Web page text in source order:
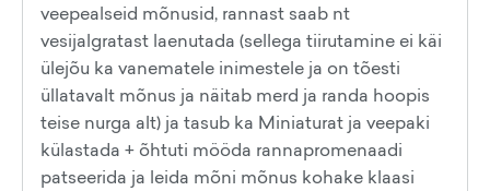
veepealseid mõnusid, rannast saab nt
vesijalgratast laenutada (sellega tiirutamine ei käi
ülejõu ka vanematele inimestele ja on tõesti
üllatavalt mõnus ja näitab merd ja randa hoopis
teise nurga alt) ja tasub ka Miniaturat ja veepaki
külastada + õhtuti mööda rannapromenaadi
patseerida ja leida mõni mõnus kohake klaasi